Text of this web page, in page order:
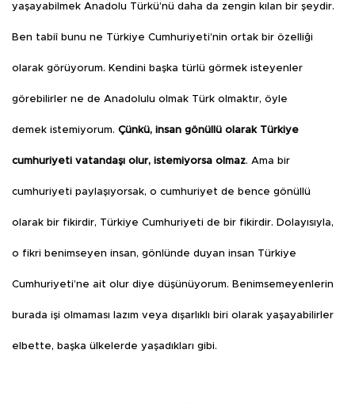
yaşayabilmek Anadolu Türkü’nü daha da zengin kılan bir şeydir.
Ben tabiî bunu ne Türkiye Cumhuriyeti’nin ortak bir özelliği
olarak görüyorum. Kendini başka türlü görmek isteyenler
görebilirler ne de Anadolulu olmak Türk olmaktır, öyle
demek istemiyorum. Çünkü, insan gönüllü olarak Türkiye
cumhuriyeti vatandaşı olur, istemiyorsa olmaz. Ama bir
cumhuriyeti paylaşıyorsak, o cumhuriyet de bence gönüllü
olarak bir fikirdir, Türkiye Cumhuriyeti de bir fikirdir. Dolayısıyla,
o fikri benimseyen insan, gönlünde duyan insan Türkiye
Cumhuriyeti’ne ait olur diye düşünüyorum. Benimsemeyenlerin
burada işi olmaması lazım veya dışarlıklı biri olarak yaşayabilirler
elbette, başka ülkelerde yaşadıkları gibi.